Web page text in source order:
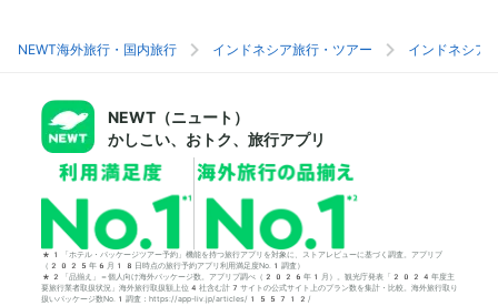
NEWT海外旅行・国内旅行 インドネシア旅行・ツアー インドネシア
NEWT（ニュート）
かしこい、おトク、旅行アプリ
*1「ホテル・パッケージツアー予約」機能を持つ旅行アプリを対象に、ストアレビューに基づく調査。アプリブ
（2025年6月18日時点の旅行予約アプリ利用満足度No.1調査）
*2「品揃え」＝個人向け海外パッケージ数。アプリブ調べ（2026年1月）。観光庁発表「2024年度主
要旅行業者取扱状況」海外旅行取扱額上位4社含む計7サイトの公式サイト上のプラン数を集計・比較。海外旅行取り
扱いパッケージ数No.1調査：https://app-liv.jp/articles/155712/